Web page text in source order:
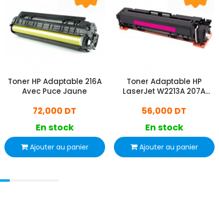
Toner HP Adaptable 216A
Avec Puce Jaune
72,000 DT
En stock
Ajouter au panier
Toner Adaptable HP
LaserJet W2213A 207A
56,000 DT
En stock
Ajouter au panier